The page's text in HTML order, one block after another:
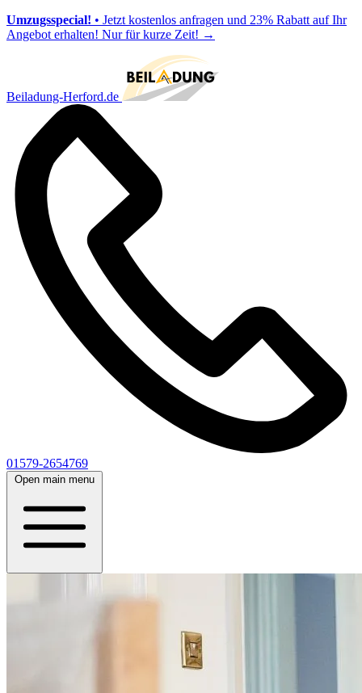
Umzugsspecial! • Jetzt kostenlos anfragen und 23% Rabatt auf Ihr
Angebot erhalten! Nur für kurze Zeit! →
Beiladung-Herford.de
01579-2654769
Open main menu